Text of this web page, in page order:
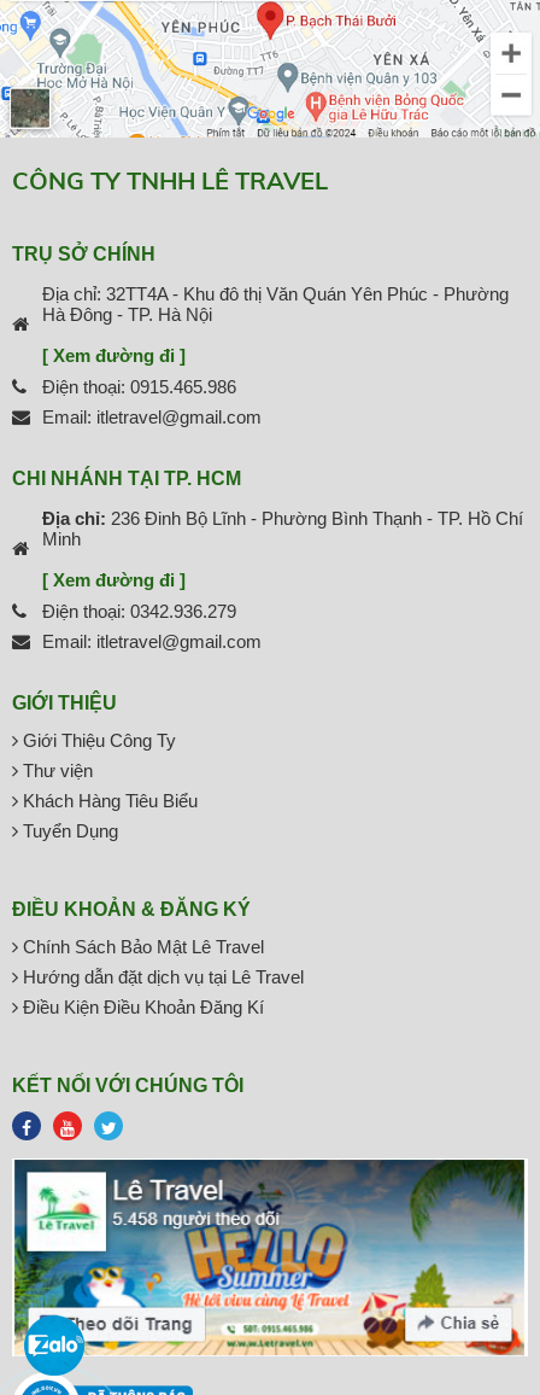
CÔNG TY TNHH LÊ TRAVEL
TRỤ SỞ CHÍNH
Địa chỉ: 32TT4A - Khu đô thị Văn Quán Yên Phúc - Phường
Hà Đông - TP. Hà Nội
[ Xem đường đi ]
Điện thoại: 0915.465.986
Email: itletravel@gmail.com
CHI NHÁNH TẠI TP. HCM
Địa chỉ: 236 Đinh Bộ Lĩnh - Phường Bình Thạnh - TP. Hồ Chí
Minh
[ Xem đường đi ]
Điện thoại: 0342.936.279
Email: itletravel@gmail.com
GIỚI THIỆU
Giới Thiệu Công Ty
Thư viện
Khách Hàng Tiêu Biểu
Tuyển Dụng
ĐIỀU KHOẢN & ĐĂNG KÝ
Chính Sách Bảo Mật Lê Travel
Hướng dẫn đặt dịch vụ tại Lê Travel
Điều Kiện Điều Khoản Đăng Kí
KẾT NỐI VỚI CHÚNG TÔI